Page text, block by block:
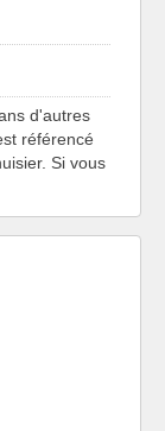
d'autres
référencé
Si vous